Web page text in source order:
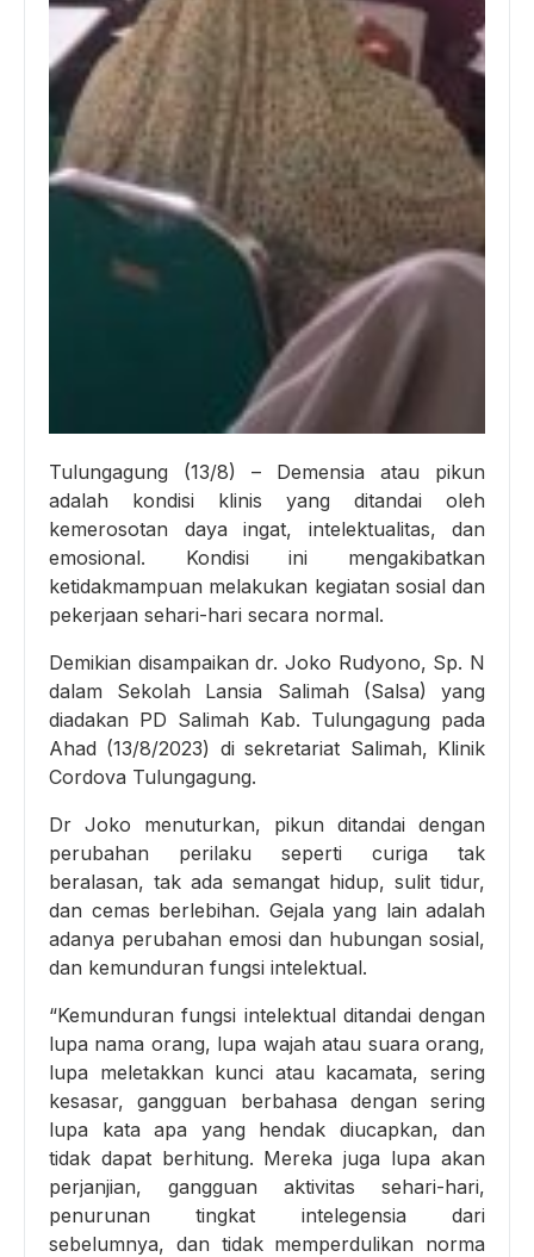
Tulungagung (13/8) – Demensia atau pikun
adalah kondisi klinis yang ditandai oleh
kemerosotan daya ingat, intelektualitas, dan
emosional. Kondisi ini mengakibatkan
ketidakmampuan melakukan kegiatan sosial dan
pekerjaan sehari-hari secara normal.
Demikian disampaikan dr. Joko Rudyono, Sp. N
dalam Sekolah Lansia Salimah (Salsa) yang
diadakan PD Salimah Kab. Tulungagung pada
Ahad (13/8/2023) di sekretariat Salimah, Klinik
Cordova Tulungagung.
Dr Joko menuturkan, pikun ditandai dengan
perubahan perilaku seperti curiga tak
beralasan, tak ada semangat hidup, sulit tidur,
dan cemas berlebihan. Gejala yang lain adalah
adanya perubahan emosi dan hubungan sosial,
dan kemunduran fungsi intelektual.
“Kemunduran fungsi intelektual ditandai dengan
lupa nama orang, lupa wajah atau suara orang,
lupa meletakkan kunci atau kacamata, sering
kesasar, gangguan berbahasa dengan sering
lupa kata apa yang hendak diucapkan, dan
tidak dapat berhitung. Mereka juga lupa akan
perjanjian, gangguan aktivitas sehari-hari,
penurunan tingkat intelegensia dari
sebelumnya, dan tidak memperdulikan norma